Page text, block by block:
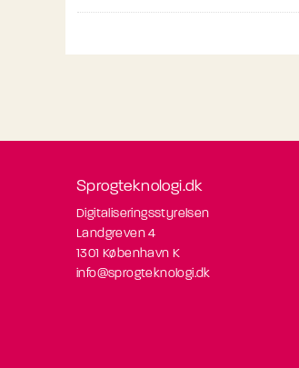
Sprogteknologi.dk
Digitaliseringsstyrelsen
Landgreven 4
1301 København K
info@sprogteknologi.dk